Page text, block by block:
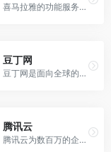
喜马拉雅的功能服务包括PGC内容、PUGC及UGC内容！
豆丁网
豆丁网是面向全球的中文社会化阅读分享平台，拥有商业,教育,研究报告,行业资料,学术论文,认证考试,星座,心理学等数亿实用文档和书刊杂志。
腾讯云
腾讯云为数百万的企业和开发者提供安全稳定的云计算服务，涵盖云服务器、云数据库、云存储、视频与CDN、域名注册等全方位云服务和各行业解决方案。